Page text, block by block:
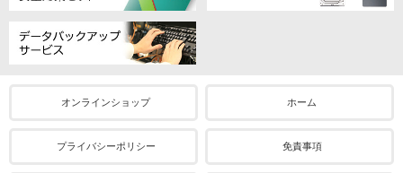
オンラインショップ ホーム
プライバシーポリシー 免責事項